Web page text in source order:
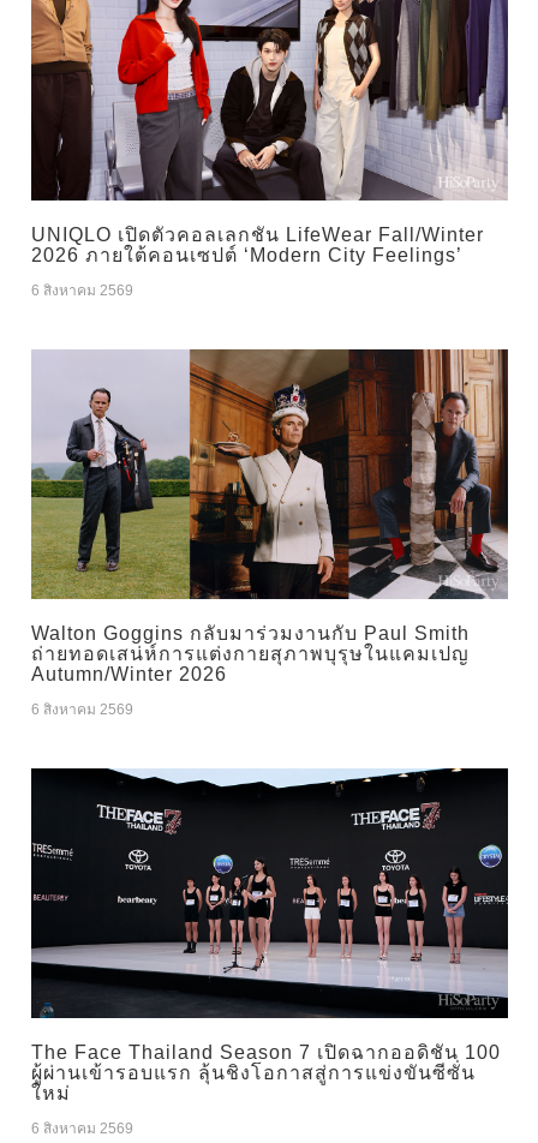
UNIQLO เปิดตัวคอลเลกชัน LifeWear Fall/Winter
2026 ภายใต้คอนเซปต์ ‘Modern City Feelings’
6 สิงหาคม 2569
Walton Goggins กลับมาร่วมงานกับ Paul Smith
ถ่ายทอดเสน่ห์การแต่งกายสุภาพบุรุษในแคมเปญ
Autumn/Winter 2026
6 สิงหาคม 2569
The Face Thailand Season 7 เปิดฉากออดิชัน 100
ผู้ผ่านเข้ารอบแรก ลุ้นชิงโอกาสสู่การแข่งขันซีซั่น
ใหม่
6 สิงหาคม 2569